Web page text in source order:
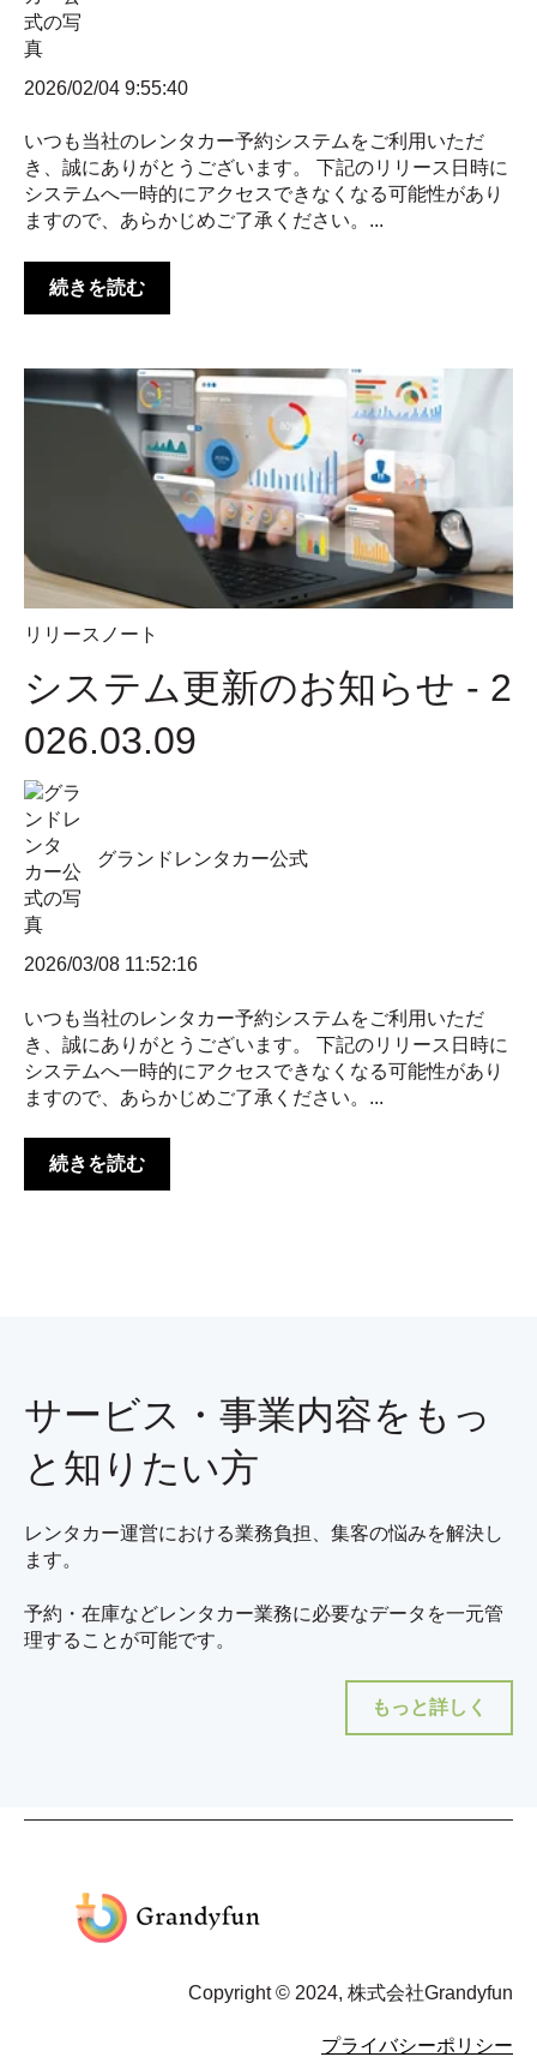
2026/02/04 9:55:40
いつも当社のレンタカー予約システムをご利用いただ
き、誠にありがとうございます。 下記のリリース日時に
システムへ一時的にアクセスできなくなる可能性があり
ますので、あらかじめご了承ください。...
続きを読む
リリースノート
システム更新のお知らせ - 2
026.03.09
グランドレンタカー公式
2026/03/08 11:52:16
いつも当社のレンタカー予約システムをご利用いただ
き、誠にありがとうございます。 下記のリリース日時に
システムへ一時的にアクセスできなくなる可能性があり
ますので、あらかじめご了承ください。...
続きを読む
サービス・事業内容をもっ
と知りたい方
レンタカー運営における業務負担、集客の悩みを解決し
ます。
予約・在庫などレンタカー業務に必要なデータを一元管
理することが可能です。
もっと詳しく
Copyright © 2024, 株式会社Grandyfun
プライバシーポリシー